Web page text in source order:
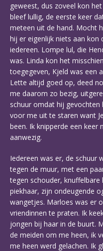
geweest, dus zoveel kon
bleef lullig, de eerste keer
meteen uit de hand. Mocht
hij er eigenlijk niets aan
iedereen. Lompe lul, die
was. Linda kon het
toegegeven, Kjeld was een
Lette altijd goed op, deed
me daarom zo bezig,
schuur omdat hij gevochten
voor me uit te staren want
been. Ik knipperde een
aanwezig.
Iedereen was er, de schuur
tegen de muur, met een
tegen schouder,
piekhaar, zijn ondeugende
wangetjes. Marloes was er
vriendinnen te praten. Ik
jongen bij haar in de buurt.
de meiden om me heen, ik
me heen werd gelachen. Ik